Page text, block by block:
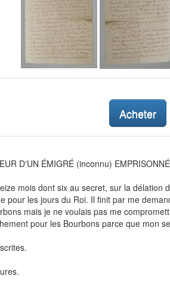
Acheter
D'UN ÉMIGRÉ (inconnu)
mois dont six au secret, sur la
pour les jours du Roi. Il finit par me
mais je ne voulais pas me
pour les Bourbons parce que mon